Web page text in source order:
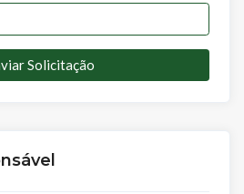
Solicitação